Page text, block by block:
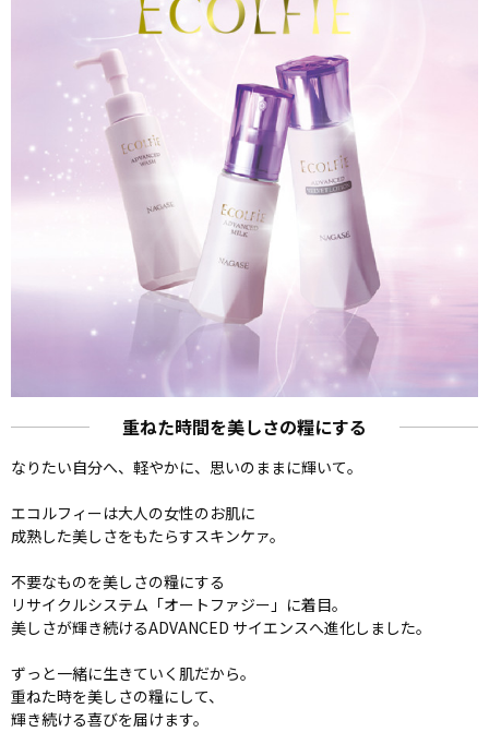
重ねた時間を美しさの糧にする
なりたい自分へ、軽やかに、思いのままに輝いて。
エコルフィーは大人の女性のお肌に
成熟した美しさをもたらすスキンケァ。
不要なものを美しさの糧にする
リサイクルシステム「オートファジー」に着目。
美しさが輝き続けるADVANCED サイエンスへ進化しました。
ずっと一緒に生きていく肌だから。
重ねた時を美しさの糧にして、
輝き続ける喜びを届けます。